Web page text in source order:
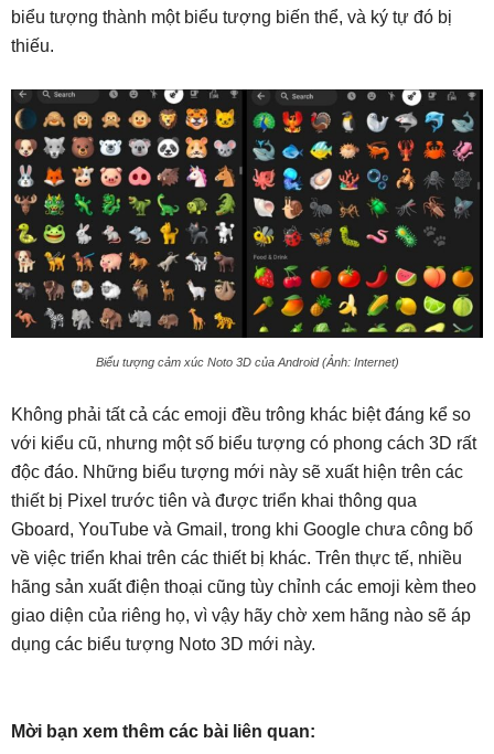
biểu tượng thành một biểu tượng biến thể, và ký tự đó bị
thiếu.
Biểu tượng cảm xúc Noto 3D của Android (Ảnh: Internet)
Không phải tất cả các emoji đều trông khác biệt đáng kể so
với kiểu cũ, nhưng một số biểu tượng có phong cách 3D rất
độc đáo. Những biểu tượng mới này sẽ xuất hiện trên các
thiết bị Pixel trước tiên và được triển khai thông qua
Gboard, YouTube và Gmail, trong khi Google chưa công bố
về việc triển khai trên các thiết bị khác. Trên thực tế, nhiều
hãng sản xuất điện thoại cũng tùy chỉnh các emoji kèm theo
giao diện của riêng họ, vì vậy hãy chờ xem hãng nào sẽ áp
dụng các biểu tượng Noto 3D mới này.
Mời bạn xem thêm các bài liên quan: